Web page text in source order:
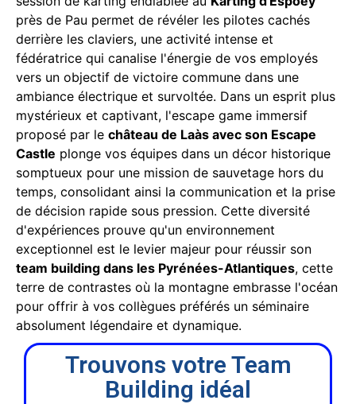
près de Pau permet de révéler les pilotes cachés
derrière les claviers, une activité intense et
fédératrice qui canalise l'énergie de vos employés
vers un objectif de victoire commune dans une
ambiance électrique et survoltée. Dans un esprit plus
mystérieux et captivant, l'escape game immersif
proposé par le château de Laàs avec son Escape
Castle plonge vos équipes dans un décor historique
somptueux pour une mission de sauvetage hors du
temps, consolidant ainsi la communication et la prise
de décision rapide sous pression. Cette diversité
d'expériences prouve qu'un environnement
exceptionnel est le levier majeur pour réussir son
team building dans les Pyrénées-Atlantiques, cette
terre de contrastes où la montagne embrasse l'océan
pour offrir à vos collègues préférés un séminaire
absolument légendaire et dynamique.
Trouvons votre Team
Building idéal